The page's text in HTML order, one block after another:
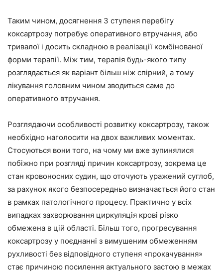
Таким чином, досягнення 3 ступеня перебігу
коксартрозу потребує оперативного втручання, або
тривалої і досить складною в реалізації комбінованої
форми терапії. Між тим, терапія будь-якого типу
розглядається як варіант більш ніж спірний, а тому
лікування головним чином зводиться саме до
оперативного втручання.
Розглядаючи особливості розвитку коксартрозу, також
необхідно наголосити на двох важливих моментах.
Стосуються вони того, на чому ми вже зупинялися
побіжно при розгляді причин коксартрозу, зокрема це
стан кровоносних судин, що оточують уражений суглоб,
за рахунок якого безпосередньо визначається його стан
в рамках патологічного процесу. Практично у всіх
випадках захворювання циркуляція крові різко
обмежена в цій області. Більш того, прогресування
коксартрозу у поєднанні з вимушеним обмеженням
рухливості без відповідного ступеня «прокачування»
стає причиною посилення актуального застою в межах